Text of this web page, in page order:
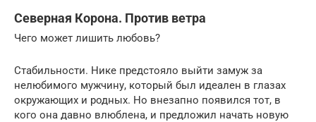
Северная Корона. Против ветра
Чего может лишить любовь?
Стабильности. Нике предстояло выйти замуж за
нелюбимого мужчину, который был идеален в глазах
окружающих и родных. Но внезапно появился тот, в
кого она давно влюблена, и предложил начать новую